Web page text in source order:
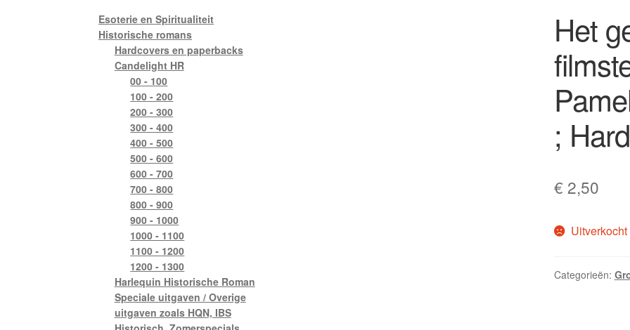
Het
;
€ 2,50
Uitverkocht
Categorieën:
Esoterie en Spiritualiteit
Historische romans
Hardcovers en paperbacks
Candelight HR
00 - 100
100 - 200
200 - 300
300 - 400
400 - 500
500 - 600
600 - 700
700 - 800
800 - 900
900 - 1000
1000 - 1100
1100 - 1200
1200 - 1300
Harlequin Historische Roman
Speciale uitgaven / Overige
uitgaven zoals HQN, IBS